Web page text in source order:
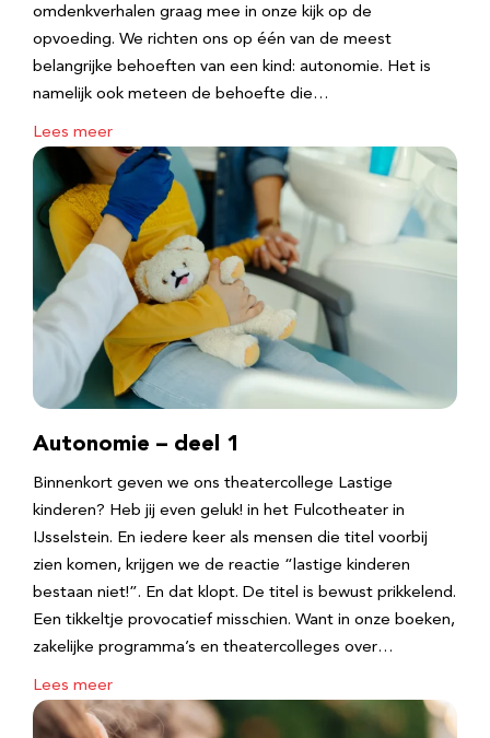
omdenkverhalen graag mee in onze kijk op de
opvoeding. We richten ons op één van de meest
belangrijke behoeften van een kind: autonomie. Het is
namelijk ook meteen de behoefte die…
Lees meer
Autonomie – deel 1
Binnenkort geven we ons theatercollege Lastige
kinderen? Heb jij even geluk! in het Fulcotheater in
IJsselstein. En iedere keer als mensen die titel voorbij
zien komen, krijgen we de reactie “lastige kinderen
bestaan niet!”. En dat klopt. De titel is bewust prikkelend.
Een tikkeltje provocatief misschien. Want in onze boeken,
zakelijke programma’s en theatercolleges over…
Lees meer